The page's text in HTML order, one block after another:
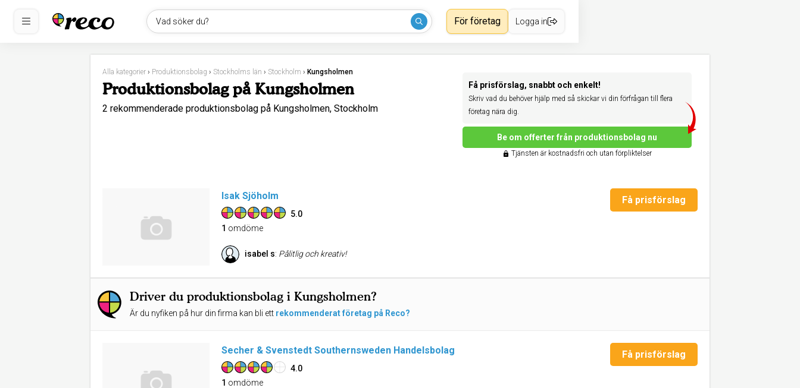
Vad söker du? För företag Logga in
Alla kategorier › Produktionsbolag › Stockholms län › Stockholm › Kungsholmen
Produktionsbolag på Kungsholmen
2 rekommenderade produktionsbolag på Kungsholmen, Stockholm
Få prisförslag, snabbt och enkelt!
Skriv vad du behöver hjälp med så skickar vi din förfrågan till flera
företag nära dig.
Be om offerter från produktionsbolag nu
Tjänsten är kostnadsfri och utan förpliktelser
Isak Sjöholm
5.0
1 omdöme
Få prisförslag
isabel s: Pålitlig och kreativ!
Driver du produktionsbolag i Kungsholmen?
Är du nyfiken på hur din firma kan bli ett rekommenderat företag på Reco?
Secher & Svenstedt Southernsweden Handelsbolag
4.0
1 omdöme
Få prisförslag